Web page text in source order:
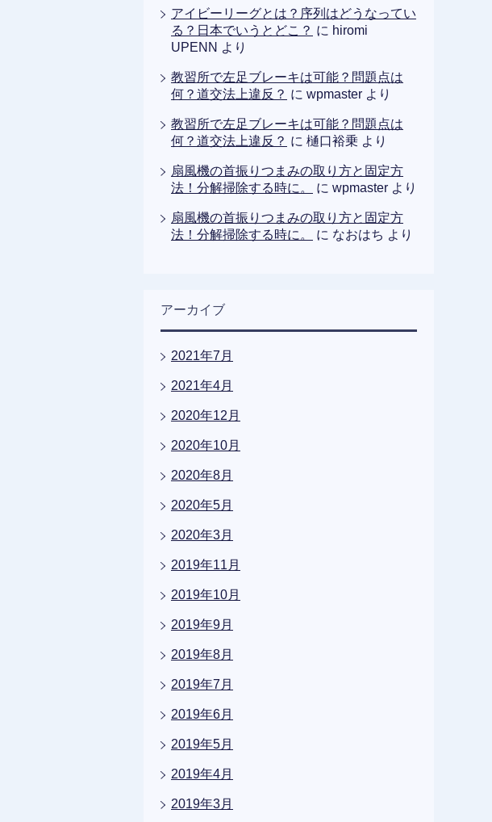
アイビーリーグとは？序列はどうなってい
る？日本でいうとどこ？ に hiromi
UPENN より
教習所で左足ブレーキは可能？問題点は
何？道交法上違反？ に wpmaster より
教習所で左足ブレーキは可能？問題点は
何？道交法上違反？ に 樋口裕乗 より
扇風機の首振りつまみの取り方と固定方
法！分解掃除する時に。
に wpmaster より
扇風機の首振りつまみの取り方と固定方
法！分解掃除する時に。
に なおはち より
アーカイブ
2021年7月
2021年4月
2020年12月
2020年10月
2020年8月
2020年5月
2020年3月
2019年11月
2019年10月
2019年9月
2019年8月
2019年7月
2019年6月
2019年5月
2019年4月
2019年3月